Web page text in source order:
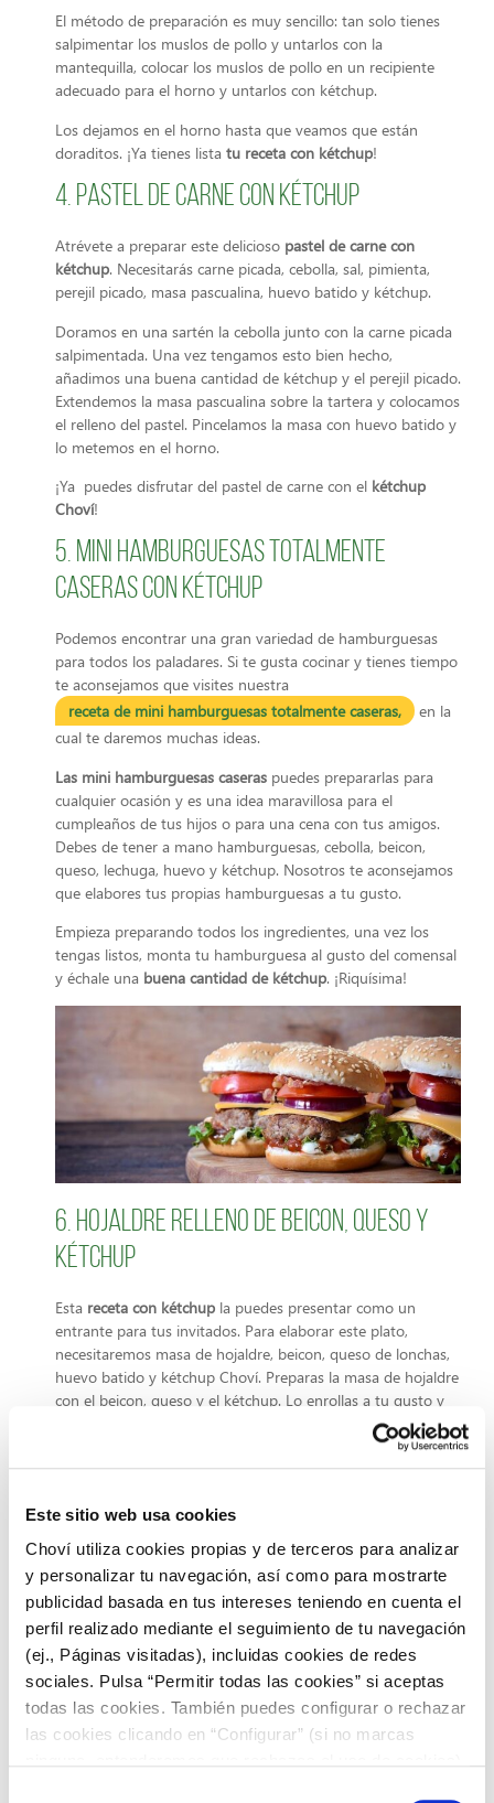
Este sitio web usa cookies
Choví utiliza cookies propias y de terceros para analizar
y personalizar tu navegación, así como para mostrarte
publicidad basada en tus intereses teniendo en cuenta el
perfil realizado mediante el seguimiento de tu navegación
(ej., Páginas visitadas), incluidas cookies de redes
sociales. Pulsa “Permitir todas las cookies” si aceptas
todas las cookies. También puedes configurar o rechazar
las cookies clicando en “Configurar” (si no marcas
El método de preparación es muy sencillo: tan solo tienes
salpimentar los muslos de pollo y untarlos con la
mantequilla, colocar los muslos de pollo en un recipiente
adecuado para el horno y untarlos con kétchup.
Los dejamos en el horno hasta que veamos que están
doraditos. ¡Ya tienes lista tu receta con kétchup!
4. Pastel de carne con kétchup
Atrévete a preparar este delicioso pastel de carne con
kétchup. Necesitarás carne picada, cebolla, sal, pimienta,
perejil picado, masa pascualina, huevo batido y kétchup.
Doramos en una sartén la cebolla junto con la carne picada
salpimentada. Una vez tengamos esto bien hecho,
añadimos una buena cantidad de kétchup y el perejil picado.
Extendemos la masa pascualina sobre la tartera y colocamos
el relleno del pastel. Pincelamos la masa con huevo batido y
lo metemos en el horno.
¡Ya puedes disfrutar del pastel de carne con el kétchup
Choví!
5. Mini hamburguesas totalmente
caseras con kétchup
Podemos encontrar una gran variedad de hamburguesas
para todos los paladares. Si te gusta cocinar y tienes tiempo
te aconsejamos que visites nuestra
receta de mini hamburguesas totalmente caseras,
en la
cual te daremos muchas ideas.
Las mini hamburguesas caseras puedes prepararlas para
cualquier ocasión y es una idea maravillosa para el
cumpleaños de tus hijos o para una cena con tus amigos.
Debes de tener a mano hamburguesas, cebolla, beicon,
queso, lechuga, huevo y kétchup. Nosotros te aconsejamos
que elabores tus propias hamburguesas a tu gusto.
Empieza preparando todos los ingredientes, una vez los
tengas listos, monta tu hamburguesa al gusto del comensal
y échale una buena cantidad de kétchup. ¡Riquísima!
6. Hojaldre relleno de beicon, queso y
kétchup
Esta receta con kétchup la puedes presentar como un
entrante para tus invitados. Para elaborar este plato,
necesitaremos masa de hojaldre, beicon, queso de lonchas,
huevo batido y kétchup Choví. Preparas la masa de hojaldre
con el beicon, queso y el kétchup. Lo enrollas a tu gusto y
pintas la masa con el huevo batido. Finalmente lo pones en
el horno hasta que consideres que este bien hecho.
7. Pollo con arroz frito
Estamos seguros de que muchas veces no sabes con qué
ingrediente acompañar un simple arroz. Por este motivo te
vamos a detallar unareceta muy original. Empieza hirviendo
arroz y a continuación echa las especias que sean de tu
agrado. Mientras tanto, pincela los filetes de pechuga de
pollo con kétchup y mételos al horno junto con un poco de
cebolla.